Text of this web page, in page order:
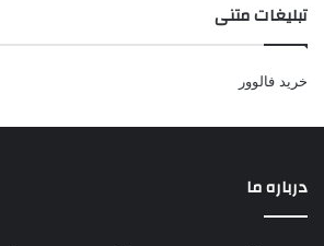
تبلیغات متنی
خرید فالوور
درباره ما